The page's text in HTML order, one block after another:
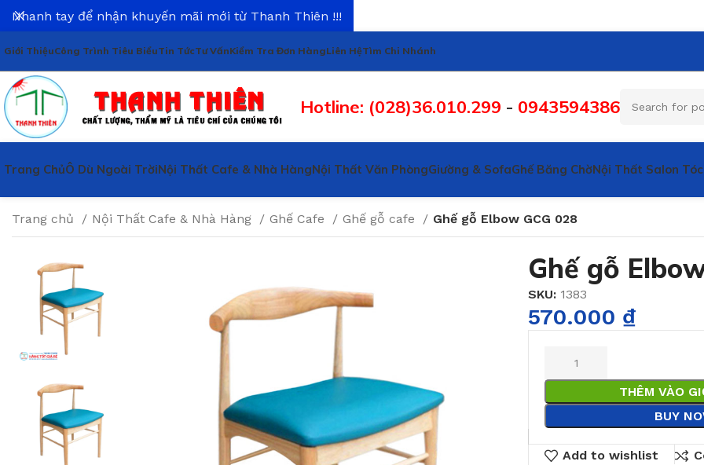
Giới ThiệuCông Trình Tiêu BiểuTin TứcTư VấnKiểm Tra Đơn HàngLiên HệTìm Chi Nhánh
Hotline: (028)36.010.299 - 0943594386
Trang ChủÔ Dù Ngoài TrờiNội Thất Cafe & Nhà HàngNội Thất Văn PhòngGiường & SofaGhế Băng ChờNội Thất Salon Tóc
Trang chủ Nội Thất Cafe & Nhà Hàng Ghế Cafe Ghế gỗ cafe Ghế gỗ Elbow GCG 028
Ghế gỗ
SKU: 1383
570.000 ₫
THÊM VÀO
BUY
Add to wishlist
Nhanh tay để nhận khuyến mãi mới từ Thanh Thiên !!!